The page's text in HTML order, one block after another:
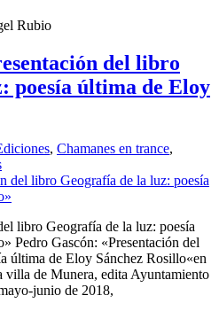
Rubio
del libro
poesía última de Eloy
, Chamanes en trance,
libro Geografía de la luz: poesía
Pedro Gascón: «Presentación del
última de Eloy Sánchez Rosillo«en
de Munera, edita Ayuntamiento
junio de 2018,